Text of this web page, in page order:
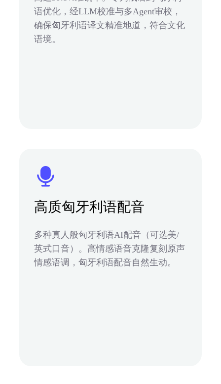
语优化，经LLM校准与多Agent审校，
确保匈牙利语译文精准地道，符合文化
语境。
高质匈牙利语配音
多种真人般匈牙利语AI配音（可选美/
英式口音）。高情感语音克隆复刻原声
情感语调，匈牙利语配音自然生动。